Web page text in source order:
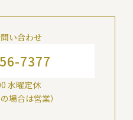
い合わせ
7377
水曜定休
場合は営業）